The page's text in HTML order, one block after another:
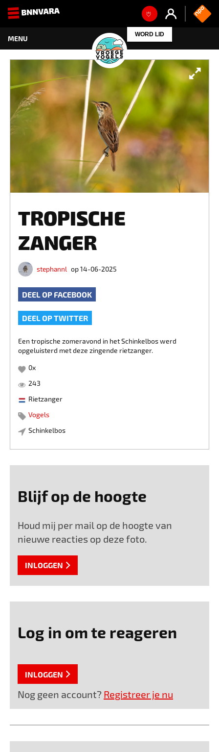
WORD LID
TROPISCHE
ZANGER
stephannl op 14-06-2025
DEEL OP FACEBOOK
DEEL OP TWITTER
Een tropische zomeravond in het Schinkelbos werd
opgeluisterd met deze zingende rietzanger.
0x
243
Rietzanger
Vogels
Schinkelbos
Blijf op de hoogte
Houd mij per mail op de hoogte van
nieuwe reacties op deze foto.
INLOGGEN
Log in om te reageren
INLOGGEN
Nog geen account? Registreer je nu